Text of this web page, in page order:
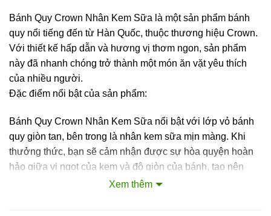
Bánh Quy Crown Nhân Kem Sữa là một sản phẩm bánh
quy nổi tiếng đến từ Hàn Quốc, thuộc thương hiệu Crown.
Với thiết kế hấp dẫn và hương vị thơm ngon, sản phẩm
này đã nhanh chóng trở thành một món ăn vặt yêu thích
của nhiều người.
Đặc điểm nổi bật của sản phẩm:
Bánh Quy Crown Nhân Kem Sữa nổi bật với lớp vỏ bánh
quy giòn tan, bên trong là nhân kem sữa mịn màng. Khi
thưởng thức, bạn sẽ cảm nhận được sự hòa quyện hoàn
hảo giữa vị ngọt của kem và độ giòn của bánh, tạo nên
món ăn vặt ngon miệng.Xem thêm